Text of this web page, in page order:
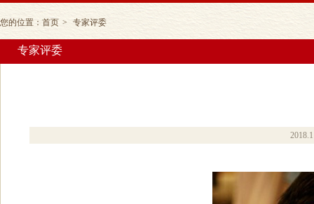
您的位置： 首页 > 专家评委
专家评委